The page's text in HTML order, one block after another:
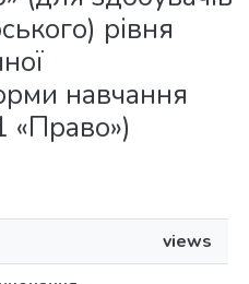
рівня
навчання
«Право»)
views